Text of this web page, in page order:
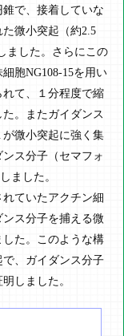
で、接着していな
微小突起（約2.5
ました。さらにこの
胞NG108-15を用い
て、１分程度で縮
。またガイダンス
微小突起に強く集
ス分子（セマフォ
ました。
ていたアクチン細
ス分子を捕える微
た。このような構
、ガイダンス分子
しました。